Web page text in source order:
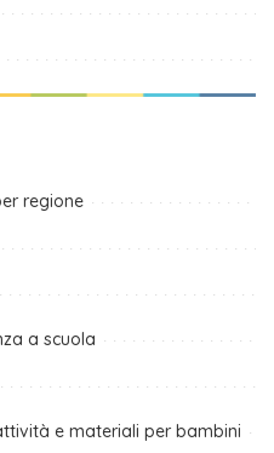
regione
a scuola
e materiali per bambini